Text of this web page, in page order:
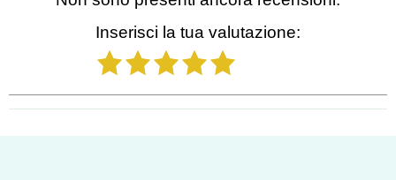
Inserisci la tua valutazione:
1
2 3 4 5
Salta blocco